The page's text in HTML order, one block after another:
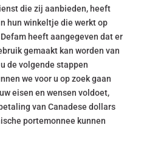
die zij aanbieden, heeft
hun winkeltje die werkt op
heeft aangegeven dat er
gemaakt kan worden van
de volgende stappen
we voor u op zoek gaan
eisen en wensen voldoet,
van Canadese dollars
portemonnee kunnen